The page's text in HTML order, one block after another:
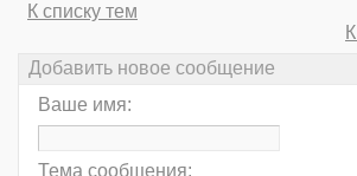
К списку тем
Добавить новое сообщение
Ваше имя:
Тема сообщения: